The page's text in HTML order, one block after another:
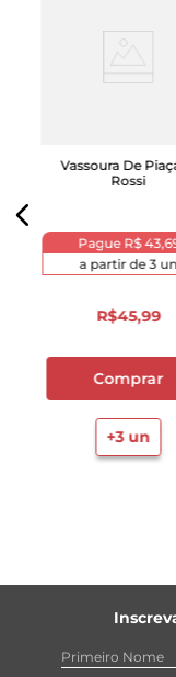
Vassoura De
Rossi
Pague R$
a partir de3un
R$45,99
Comprar
+3un